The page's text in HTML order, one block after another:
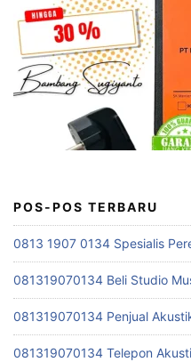
POS-POS TERBARU
0813 1907 0134 Spesialis
081319070134 Beli Studio
081319070134 Penjual
081319070134 Telepon